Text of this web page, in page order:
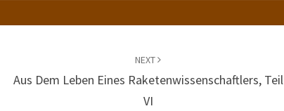
NEXT
Aus Dem Leben Eines Raketenwissenschaftlers, Teil
VI